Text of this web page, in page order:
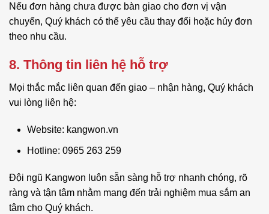
Nếu đơn hàng chưa được bàn giao cho đơn vị vận
chuyển, Quý khách có thể yêu cầu thay đổi hoặc hủy đơn
theo nhu cầu.
8. Thông tin liên hệ hỗ trợ
Mọi thắc mắc liên quan đến giao – nhận hàng, Quý khách
vui lòng liên hệ:
Website: kangwon.vn
Hotline: 0965 263 259
Đội ngũ Kangwon luôn sẵn sàng hỗ trợ nhanh chóng, rõ
ràng và tận tâm nhằm mang đến trải nghiệm mua sắm an
tâm cho Quý khách.